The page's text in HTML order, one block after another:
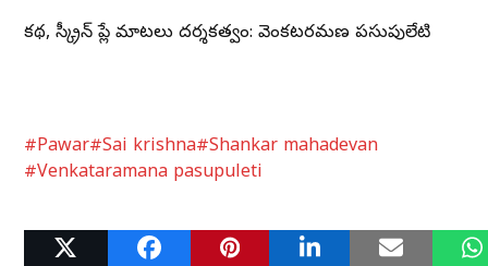
కథ, స్క్రీన్ ప్లే మాటలు దర్శకత్వం: వెంకటరమణ పసుపులేటి
#Pawar#Sai krishna#Shankar mahadevan
#Venkataramana pasupuleti
Related Posts